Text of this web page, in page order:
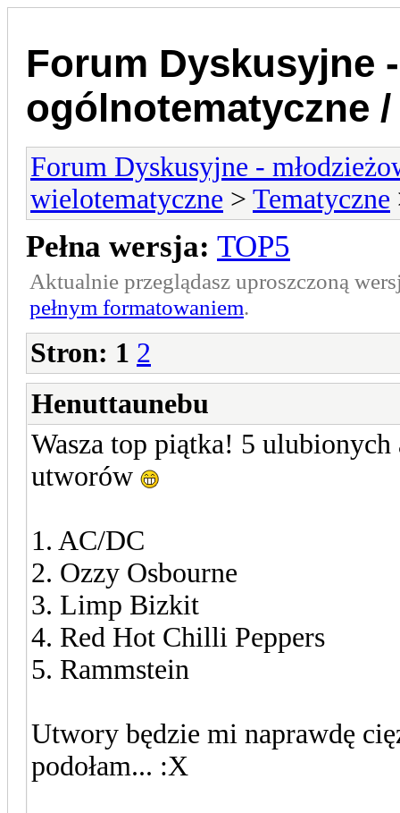
Forum Dyskusyjne
ogólnotematyczne
Forum Dyskusyjne -
wielotematyczne > Tematyczne
Pełna wersja: TOP5
Aktualnie przeglądasz uproszczoną
pełnym formatowaniem.
Stron: 1 2
Henuttaunebu
Wasza top piątka! 5
utworów
1. AC/DC
2. Ozzy Osbourne
3. Limp Bizkit
4. Red Hot Chilli Peppers
5. Rammstein
Utwory będzie mi naprawdę
podołam... :X